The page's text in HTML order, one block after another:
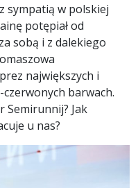
sympatią w polskiej
potępiał od
sobą i z dalekiego
największych i
czerwonych barwach.
Semirunnij? Jak
u nas?